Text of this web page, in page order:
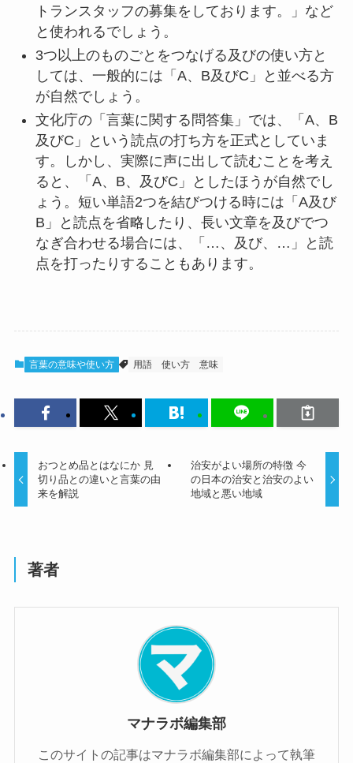
トランスタッフの募集をしております。」など
と使われるでしょう。
3つ以上のものごとをつなげる及びの使い方と
しては、一般的には「A、B及びC」と並べる方
が自然でしょう。
文化庁の「言葉に関する問答集」では、「A、B
及びC」という読点の打ち方を正式としていま
す。しかし、実際に声に出して読むことを考え
ると、「A、B、及びC」としたほうが自然でし
ょう。短い単語2つを結びつける時には「A及び
B」と読点を省略したり、長い文章を及びでつ
なぎ合わせる場合には、「…、及び、…」と読
点を打ったりすることもあります。
言葉の意味や使い方 用語 使い方 意味
おつとめ品とはなにか 見
切り品との違いと言葉の由
来を解説
治安がよい場所の特徴 今
の日本の治安と治安のよい
地域と悪い地域
著者
マナラボ編集部
このサイトの記事はマナラボ編集部によって執筆